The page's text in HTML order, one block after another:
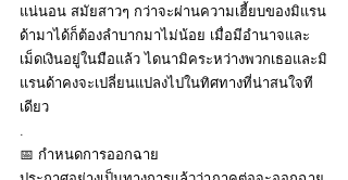
แน่นอน สมัยสาวๆ กว่าจะผ่านความเฮี้ยบของมิแรน
ด้ามาได้ก็ต้องลำบากมาไม่น้อย เมื่อมีอำนาจและ
เม็ดเงินอยู่ในมือแล้ว ไดนามิคระหว่างพวกเธอและมิ
แรนด้าคงจะเปลี่ยนแปลงไปในทิศทางที่น่าสนใจที
เดียว
.
📅 กำหนดการออกฉาย